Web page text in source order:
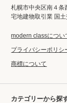
札幌市中央区南４
宅地建物取引業 国
modern classについ
プライバシーポリシ
商標について
カテゴリーから探